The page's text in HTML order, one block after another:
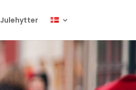
Julehytter